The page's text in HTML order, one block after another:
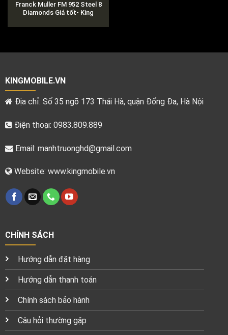
Franck Muller FM 952 Steel 8
Diamonds Giá tốt- King
KINGMOBILE.VN
Địa chỉ: Số 35 ngõ 173 Thái Hà, quận Đống Đa, Hà Nội
Điện thoại: 0983.809.889
Email: manhtruonghd@gmail.com
Website: www.kingmobile.vn
CHÍNH SÁCH
Hướng dẫn đặt hàng
Hướng dẫn thanh toán
Chính sách bảo hành
Câu hỏi thường gặp